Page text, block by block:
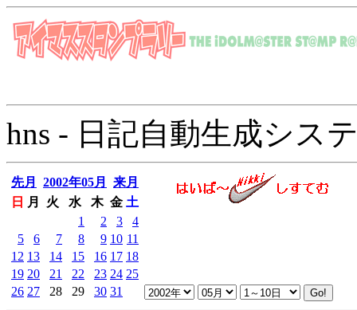
hns - 日記自動生成シス
先月 2002年05月
来月
日
月 火 水 木 金 土
1
2 3
4
5
6 7 8 9 10 11
12 13 14 15 16 17 18
19 20 21 22 23 24 25
26 27 28 29 30 31